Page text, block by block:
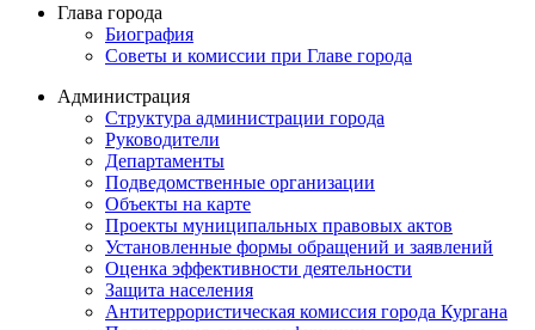
Глава города
Биография
Советы и комиссии при Главе города
Администрация
Структура администрации города
Руководители
Департаменты
Подведомственные организации
Объекты на карте
Проекты муниципальных правовых актов
Установленные формы обращений и заявлений
Оценка эффективности деятельности
Защита населения
Антитеррористическая комиссия города Кургана